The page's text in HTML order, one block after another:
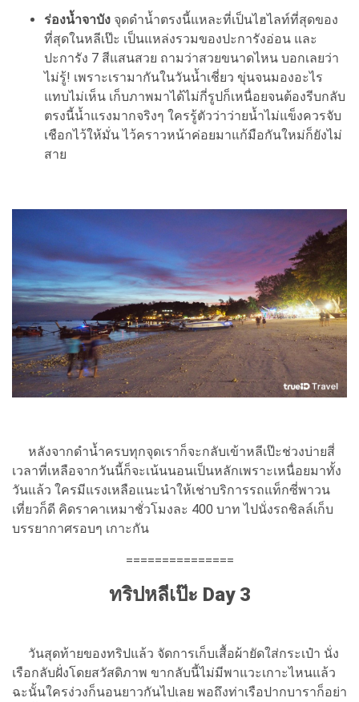
ร่องน้ำจาบัง จุดดำน้ำตรงนี้แหละที่เป็นไฮไลท์ที่สุดของ
ที่สุดในหลีเป๊ะ เป็นแหล่งรวมของปะการังอ่อน และ
ปะการัง 7 สีแสนสวย ถามว่าสวยขนาดไหน บอกเลยว่า
ไม่รู้! เพราะเรามากันในวันน้ำเชี่ยว ขุ่นจนมองอะไร
แทบไม่เห็น เก็บภาพมาได้ไม่กี่รูปก็เหนื่อยจนต้องรีบกลับ
ตรงนี้น้ำแรงมากจริงๆ ใครรู้ตัวว่าว่ายน้ำไม่แข็งควรจับ
เชือกไว้ให้มั่น ไว้คราวหน้าค่อยมาแก้มือกันใหม่ก็ยังไม่
สาย
หลังจากดำน้ำครบทุกจุดเราก็จะกลับเข้าหลีเป๊ะช่วงบ่ายสี่
เวลาที่เหลือจากวันนี้ก็จะเน้นนอนเป็นหลักเพราะเหนื่อยมาทั้ง
วันแล้ว ใครมีแรงเหลือแนะนำให้เช่าบริการรถแท็กซี่พาวน
เที่ยวก็ดี คิดราคาเหมาชั่วโมงละ 400 บาท ไปนั่งรถชิลล์เก็บ
บรรยากาศรอบๆ เกาะกัน
===============
ทริปหลีเป๊ะ Day 3
วันสุดท้ายของทริปแล้ว จัดการเก็บเสื้อผ้ายัดใส่กระเป๋า นั่ง
เรือกลับฝั่งโดยสวัสดิภาพ ขากลับนี้ไม่มีพาแวะเกาะไหนแล้ว
ฉะนั้นใครง่วงก็นอนยาวกันไปเลย พอถึงท่าเรือปากบาราก็อย่า